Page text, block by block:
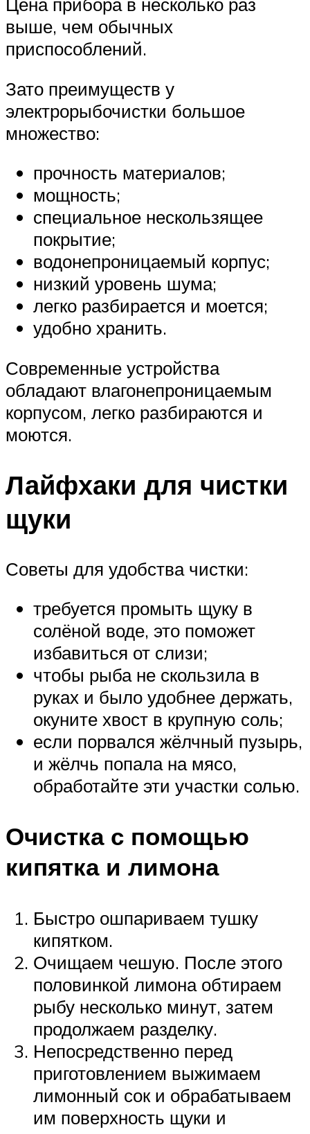
выше, чем обычных
приспособлений.
Зато преимуществ у
электрорыбочистки большое
множество:
прочность материалов;
мощность;
специальное нескользящее
покрытие;
водонепроницаемый корпус;
низкий уровень шума;
легко разбирается и моется;
удобно хранить.
Современные устройства
обладают влагонепроницаемым
корпусом, легко разбираются и
моются.
Лайфхаки для чистки
щуки
Советы для удобства чистки:
требуется промыть щуку в
солёной воде, это поможет
избавиться от слизи;
чтобы рыба не скользила в
руках и было удобнее держать,
окуните хвост в крупную соль;
если порвался жёлчный пузырь,
и жёлчь попала на мясо,
обработайте эти участки солью.
Очистка с помощью
кипятка и лимона
Быстро ошпариваем тушку
кипятком.
Очищаем чешую. После этого
половинкой лимона обтираем
рыбу несколько минут, затем
продолжаем разделку.
Непосредственно перед
приготовлением выжимаем
лимонный сок и обрабатываем
им поверхность щуки и